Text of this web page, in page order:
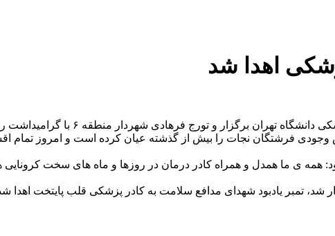
اهدا شد
آیین گرامیداشت یاد و خاطره شهدای مدافعان
فرشتگان نجات را بیش از گذشته عیان کرده است و امروز تمام
همه ی ما همدل و همراه کادر درمان در روزها و ماه های سخت کرونایی